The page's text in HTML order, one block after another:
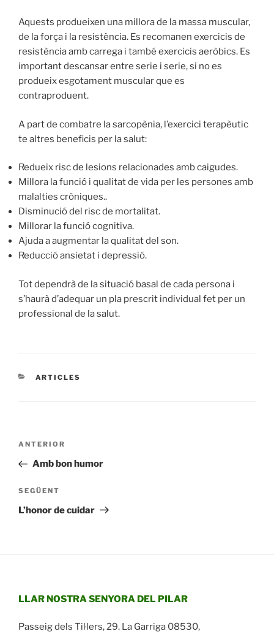
Aquests produeixen una millora de la massa muscular,
de la força i la resistència. Es recomanen exercicis de
resistència amb carrega i també exercicis aeròbics. Es
important descansar entre serie i serie, si no es
produeix esgotament muscular que es
contraproduent.
A part de combatre la sarcopènia, l’exercici terapèutic
te altres beneficis per la salut:
Redueix risc de lesions relacionades amb caigudes.
Millora la funció i qualitat de vida per les persones amb
malalties cròniques..
Disminució del risc de mortalitat.
Millorar la funció cognitiva.
Ajuda a augmentar la qualitat del son.
Reducció ansietat i depressió.
Tot dependrà de la situació basal de cada persona i
s’haurà d’adequar un pla prescrit individual fet per un
professional de la salut.
CATEGORIES
ARTICLES
Navegació
Entrada
anterior
ANTERIOR
Amb bon humor
Entrada
següent
SEGÜENT
L’honor de cuidar
LLAR NOSTRA SENYORA DEL PILAR
Passeig dels Til·lers, 29. La Garriga 08530,